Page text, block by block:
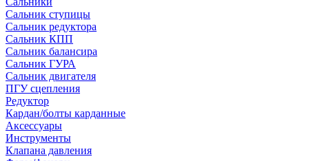
Сальник ступицы
Сальник редуктора
Сальник КПП
Сальник балансира
Сальник ГУРА
Сальник двигателя
ПГУ сцепления
Редуктор
Кардан/болты карданные
Аксессуары
Инструменты
Клапана давления